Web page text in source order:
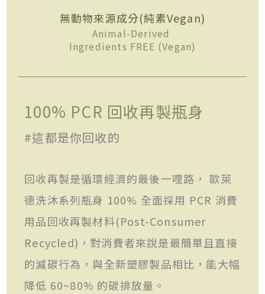
無動物來源成分(純素Vegan)
Animal-Derived
Ingredients FREE (Vegan)
100% PCR 回收再製瓶身
#這都是你回收的
回收再製是循環經濟的最後一哩路， 歐萊
德洗沐系列瓶身 100% 全面採用 PCR 消費
用品回收再製材料(Post-Consumer
Recycled)，對消費者來說是最簡單且直接
的減碳行為，與全新塑膠製品相比，能大幅
降低 60~80% 的碳排放量。